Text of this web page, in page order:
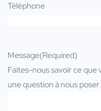
Téléphone
Message(Required)
Faites-nous savoir ce que
une question à nous poser